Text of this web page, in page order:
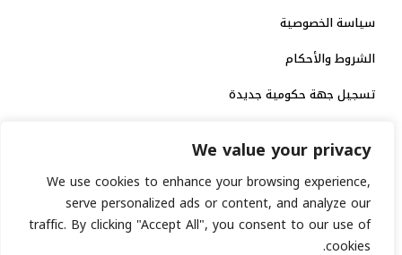
We value your privacy
We use cookies to enhance your browsing experience,
serve personalized ads or content, and analyze our
traffic. By clicking "Accept All", you consent to our use of
cookies.
سياسة الخصوصية
الشروط والأحكام
تسجيل جهة حكومية جديدة
منصة إخبارية مرخصة
انشر خبرك